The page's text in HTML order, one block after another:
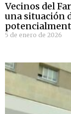
Vecinos del
una situación
5 de enero de 2026